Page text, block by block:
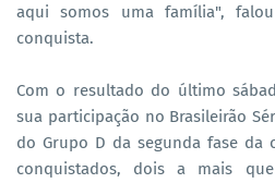
aqui somos uma família",
conquista.
Com o resultado do último
sua participação no Brasileirão
do Grupo D da segunda fase da
conquistados, dois a mais